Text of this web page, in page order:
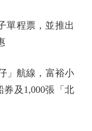
程票，並推出
航線，富裕小
券及1,000張「北